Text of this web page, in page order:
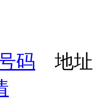
码 地址